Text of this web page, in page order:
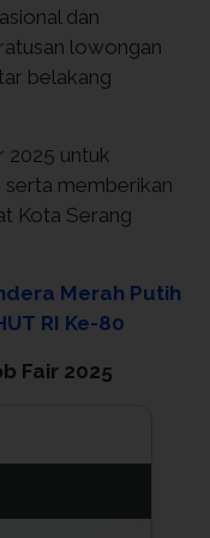
dan
lowongan
belakang
2025 untuk
serta memberikan
Kota Serang
Merah Putih
RI Ke-80
Fair 2025